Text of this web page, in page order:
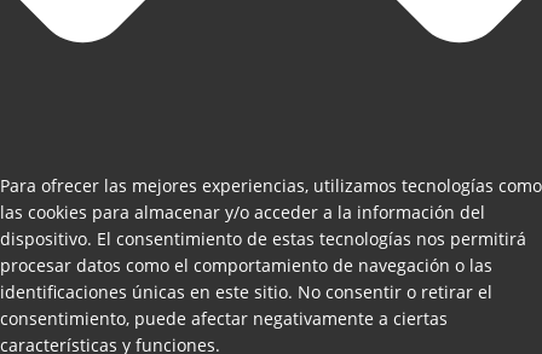
Para ofrecer las mejores experiencias, utilizamos tecnologías como
las cookies para almacenar y/o acceder a la información del
dispositivo. El consentimiento de estas tecnologías nos permitirá
procesar datos como el comportamiento de navegación o las
identificaciones únicas en este sitio. No consentir o retirar el
consentimiento, puede afectar negativamente a ciertas
características y funciones.